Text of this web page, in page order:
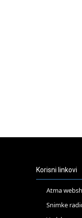
Korisni linkovi
Atma
Snimke